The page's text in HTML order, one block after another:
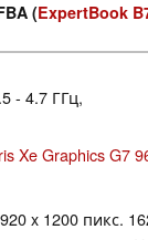
(ExpertBook
- 4.7 ГГц,
Xe Graphics G7
x 1200 пикс.